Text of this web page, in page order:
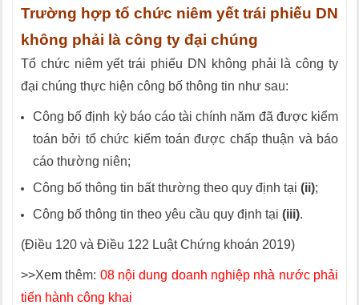
Trường hợp tổ chức niêm yết trái phiếu DN
không phải là công ty đại chúng
Tổ chức niêm yết trái phiếu DN không phải là công ty
đại chúng thực hiện công bố thông tin như sau:
Công bố định kỳ báo cáo tài chính năm đã được kiểm
toán bởi tổ chức kiểm toán được chấp thuận và báo
cáo thường niên;
Công bố thông tin bất thường theo quy định tại (ii);
Công bố thông tin theo yêu cầu quy định tại (iii).
(Điều 120 và Điều 122 Luật Chứng khoán 2019)
>>Xem thêm: 08 nội dung doanh nghiệp nhà nước phải
tiến hành công khai